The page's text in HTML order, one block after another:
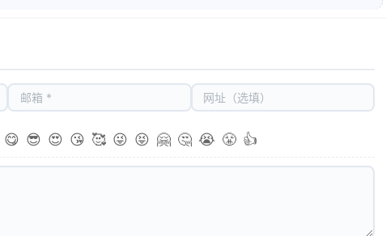
😋 😎 😍 😘 🥰 😜 😝 🤗 🤔 😭 😤 👍